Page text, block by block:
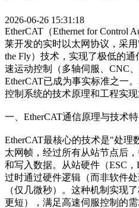
2026-06-26 15:31:18
EtherCAT（Ethernet for Control
莱开发的实时以太网协议，采用
the Fly）技术，实现了极低的
速运动控制（多轴伺服、CNC
EtherCAT已成为事实标准之一
控制系统的技术原理和工程实现
一、EtherCAT通信原理与技术
EtherCAT最核心的技术是"处理
太网帧，经过所有从站节点后
和写入数据。从站硬件（ESC
过时通过硬件逻辑（而非软件
（仅几微秒）。这种机制实现
更短），满足高速伺服控制的